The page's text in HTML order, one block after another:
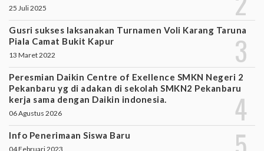
25 Juli 2025
Gusri sukses laksanakan Turnamen Voli Karang Taruna
Piala Camat Bukit Kapur
13 Maret 2022
Peresmian Daikin Centre of Exellence SMKN Negeri 2
Pekanbaru yg di adakan di sekolah SMKN2 Pekanbaru
kerja sama dengan Daikin indonesia.
06 Agustus 2026
Info Penerimaan Siswa Baru
04 Februari 2023